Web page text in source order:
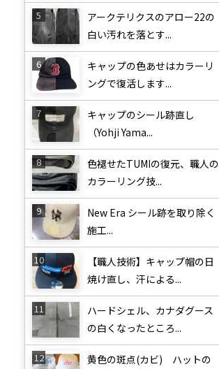
アークテリクスのアロー22の
白い汚れを落とす...
キャップの色あせはカラーリ
ングで復活します...
キャップのシール跡直し
（Yohji Yama...
色褪せたTUMIの復元、職人の
カラーリング技...
New Era シール跡を取り除く
施工...
【職人技術】キャップ帽の日
焼け直し、汗による...
ハードシェル、カナダグース
の白くなったところ...
黄色の斑点(カビ) ハットの